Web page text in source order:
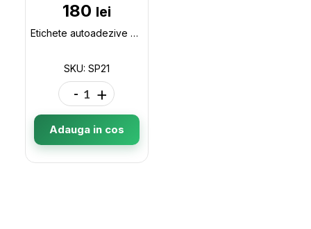
180 lei
Etichete autoadezive 21buc 70*42.4mm olimp (100foi) SP21
SKU: SP21
- +
Adauga in cos